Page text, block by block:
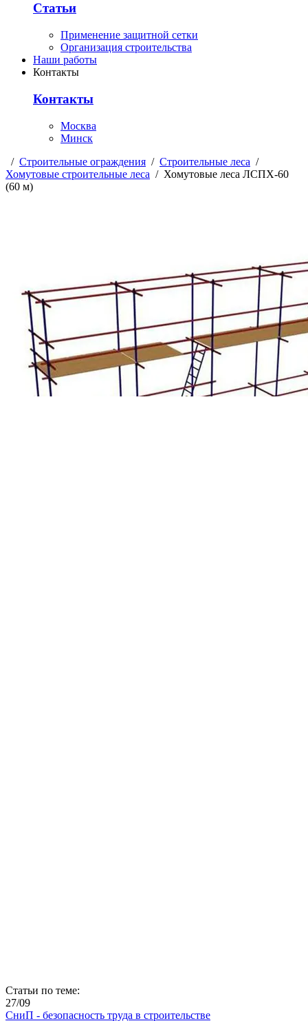
Статьи
Применение защитной сетки
Организация строительства
Наши работы
Контакты
Контакты
Москва
Минск
/ Строительные ограждения / Строительные леса /
Хомутовые строительные леса / Хомутовые леса ЛСПХ-60
(60 м)
Статьи по теме:
27/09
СниП - безопасность труда в строительстве